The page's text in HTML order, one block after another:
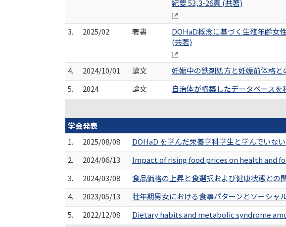
紀要 53,3-26頁 (共著)
3. 2025/02 著書
DOHaD概念に基づく生殖年齢女
(共著)
4. 2024/10/01 論文
妊娠中の鉄剤処方と妊娠前体格
5.
2024 論文
自治体が構築したデータベース
学会発表
1.
2025/08/08
DOHaD を学んだ栄養学科学生と学んでいな
2.
2024/06/13
Impact of rising food prices on health and
3.
2024/03/08
食品価格の上昇と食選択および健康状態との
4.
2023/05/13
壮年期男女における食事パターンとソーシ
5.
2022/12/08
Dietary habits and metabolic syndrome